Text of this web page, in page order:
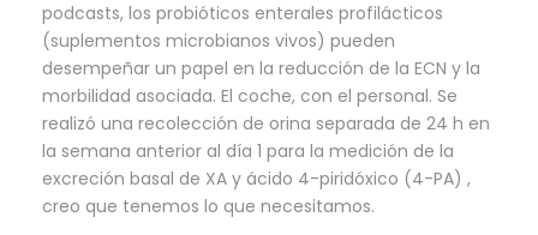
podcasts, los probióticos enterales profilácticos
(suplementos microbianos vivos) pueden
desempeñar un papel en la reducción de la ECN y la
morbilidad asociada. El coche, con el personal. Se
realizó una recolección de orina separada de 24 h en
la semana anterior al día 1 para la medición de la
excreción basal de XA y ácido 4-piridóxico (4-PA) ,
creo que tenemos lo que necesitamos.